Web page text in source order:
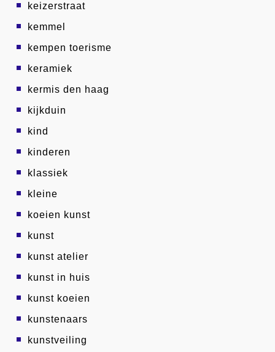
keizerstraat
kemmel
kempen toerisme
keramiek
kermis den haag
kijkduin
kind
kinderen
klassiek
kleine
koeien kunst
kunst
kunst atelier
kunst in huis
kunst koeien
kunstenaars
kunstveiling